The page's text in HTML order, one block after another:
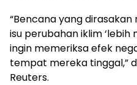
“Bencana yang
isu perubahan iklim ‘lebih
ingin memeriksa efek
tempat mereka tinggal,”
Reuters.